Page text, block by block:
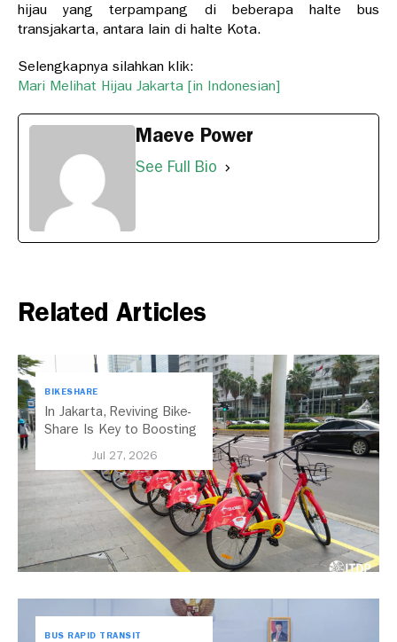
hijau yang terpampang di beberapa halte bus
transjakarta, antara lain di halte Kota.
Selengkapnya silahkan klik:
Mari Melihat Hijau Jakarta [in Indonesian]
Maeve Power
See Full Bio
Related Articles
BIKESHARE
In Jakarta, Reviving Bike-
Share Is Key to Boosting
Jul 27, 2026
BUS RAPID TRANSIT